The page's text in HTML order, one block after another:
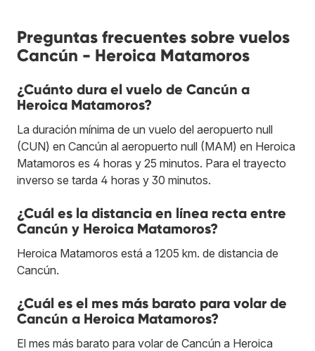
Preguntas frecuentes sobre vuelos
Cancún - Heroica Matamoros
¿Cuánto dura el vuelo de Cancún a
Heroica Matamoros?
La duración mínima de un vuelo del aeropuerto null
(CUN) en Cancún al aeropuerto null (MAM) en Heroica
Matamoros es 4 horas y 25 minutos. Para el trayecto
inverso se tarda 4 horas y 30 minutos.
¿Cuál es la distancia en línea recta entre
Cancún y Heroica Matamoros?
Heroica Matamoros está a 1205 km. de distancia de
Cancún.
¿Cuál es el mes más barato para volar de
Cancún a Heroica Matamoros?
El mes más barato para volar de Cancún a Heroica